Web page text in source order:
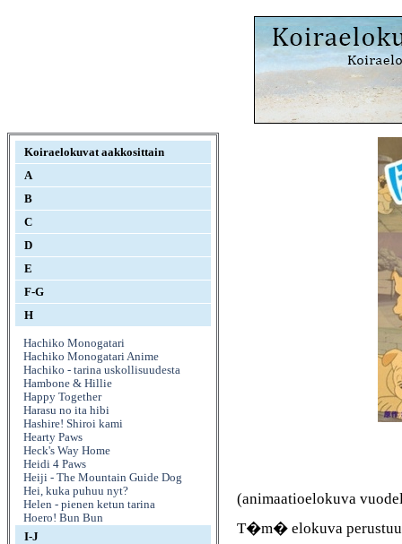
Koiraelokuvat aakkosittain
A
B
C
D
E
F-G
H
Hachiko Monogatari
Hachiko Monogatari Anime
Hachiko - tarina uskollisuudesta
Hambone & Hillie
Happy Together
Harasu no ita hibi
Hashire! Shiroi kami
Hearty Paws
Heck's Way Home
Heidi 4 Paws
Heiji - The Mountain Guide Dog
Hei, kuka puhuu nyt?
Helen - pienen ketun tarina
Hoero! Bun Bun
I-J
(animaatioelokuva
T�m� elokuva